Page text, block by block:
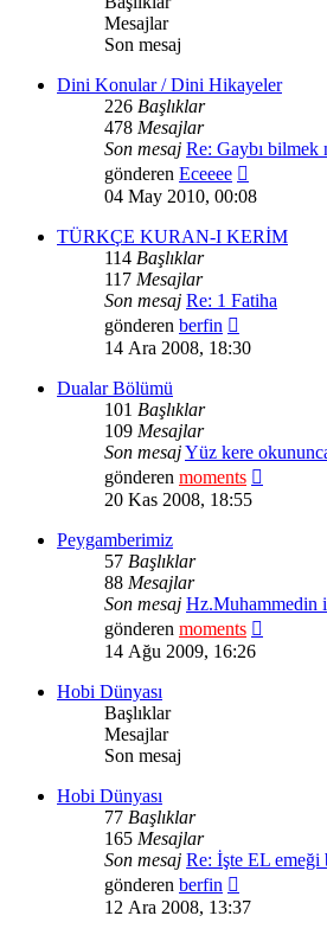
Mesajlar
Son mesaj
Dini Konular / Dini Hikayeler
226 Başlıklar
478 Mesajlar
Son mesaj Re: Gaybı bilmek
gönderen Eceeee
mesajı
04 May 2010, 00:08
TÜRKÇE KURAN-I KERİM
114 Başlıklar
117 Mesajlar
Son mesaj Re: 1 Fatiha
gönderen berfin
mesajı
14 Ara 2008, 18:30
Dualar Bölümü
101 Başlıklar
109 Mesajlar
Son mesajYüz kere
gönderen moments
20 Kas 2008, 18:55
Peygamberimiz
57 Başlıklar
88 Mesajlar
Son mesaj Hz.Muhammedin
gönderen moments
14 Ağu 2009, 16:26
Hobi Dünyası
Başlıklar
Mesajlar
Son mesaj
Hobi Dünyası
77 Başlıklar
165 Mesajlar
Son mesaj Re: İşte EL
gönderen berfin
mesajı
12 Ara 2008, 13:37